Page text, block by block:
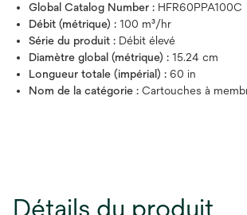
Global Catalog Number : HFR60PPA100C
Débit (métrique) : 100 m³/hr
Série du produit : Débit élevé
Diamètre global (métrique) : 15.24 cm
Longueur totale (impérial) : 60 in
Nom de la catégorie : Cartouches à
Détails du produit